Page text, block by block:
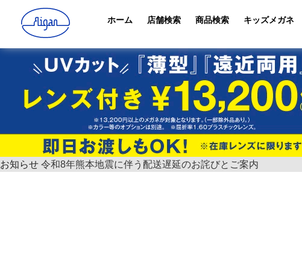
ホーム 店舗検索 商品検索 キッズメガネ
お知らせ 令和8年熊本地震に伴う配送遅延のお詫びとご案内